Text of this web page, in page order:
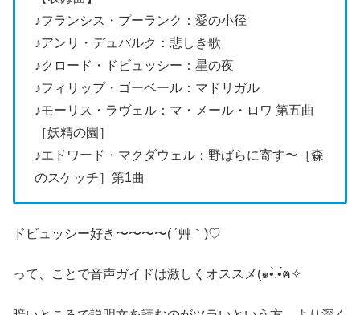
♪フランシス・プーランク：愛の小径
♪アンリ・デュパルク：悲しき歌
♪クロード・ドビュッシー：星の夜
♪フィリップ・ゴーベール：マドリガル
♪モーリス・ラヴェル：マ・メール・ロワ 第五曲
［妖精の園］
♪エドワード・マクダウェル：野ばらに寄す〜［森
のスケッチ］第1曲
ドビュッシー好き〜〜〜〜( ´艸｀)♡
って、ことで音声ガイドは激しくオススメ(๑•̀.•́ฅ✧